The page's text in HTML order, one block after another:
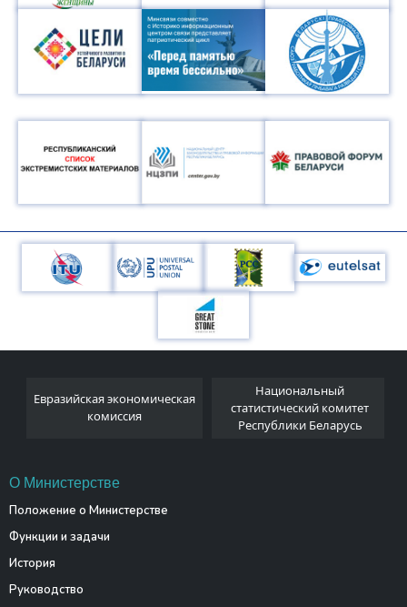
Евразийская экономическая
комиссия
Национальный
статистический комитет
Республики Беларусь
О Министерстве
Положение о Министерстве
Функции и задачи
История
Руководство